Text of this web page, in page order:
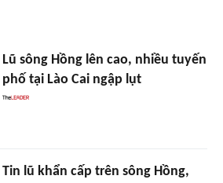
Lũ sông Hồng lên cao, nhiều tuyến
phố tại Lào Cai ngập lụt
Tin lũ khẩn cấp trên sông Hồng,